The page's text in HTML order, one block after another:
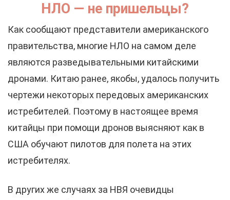
НЛО — не пришельцы?
Как сообщают представители американского
правительства, многие НЛО на самом деле
являются разведывательными китайскими
дронами. Китаю ранее, якобы, удалось получить
чертежи некоторых передовых американских
истребителей. Поэтому в настоящее время
китайцы при помощи дронов выясняют как в
США обучают пилотов для полета на этих
истребителях.
В других же случаях за НВЯ очевидцы